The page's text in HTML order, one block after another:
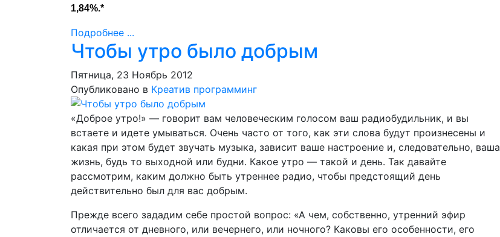
1,84%.*
Подробнее ...
Чтобы утро было добрым
Пятница, 23 Ноябрь 2012
Опубликовано в Креатив программинг
«Доброе утро!» — говорит вам человеческим голосом ваш радиобудильник, и вы
встаете и идете умываться. Очень часто от того, как эти слова будут произнесены и
какая при этом будет звучать музыка, зависит ваше настроение и, следовательно, ваша
жизнь, будь то выходной или будни. Какое утро — такой и день. Так давайте
рассмотрим, каким должно быть утреннее радио, чтобы предстоящий день
действительно был для вас добрым.
Прежде всего зададим себе простой вопрос: «А чем, собственно, утренний эфир
отличается от дневного, или вечернего, или ночного? Каковы его особенности, его